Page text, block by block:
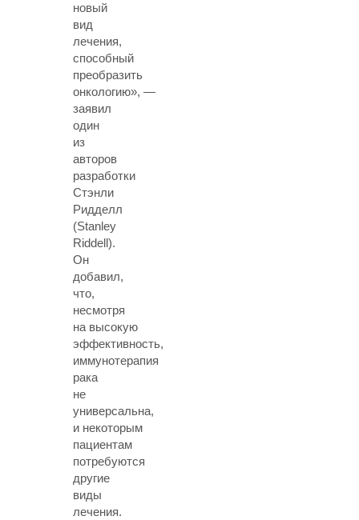
новый
вид
лечения,
способный
преобразить
онкологию», —
заявил
один
из
авторов
разработки
Стэнли
Ридделл
(Stanley
Riddell).
Он
добавил,
что,
несмотря
на высокую
эффективность,
иммунотерапия
рака
не
универсальна,
и некоторым
пациентам
потребуются
другие
виды
лечения.